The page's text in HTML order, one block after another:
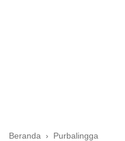
Beranda › Purbalingga